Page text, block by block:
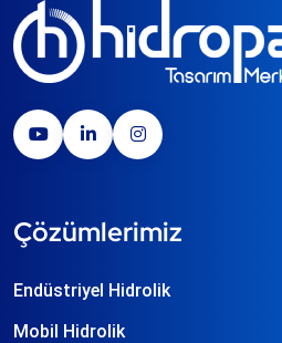
Çözümlerimiz
Endüstriyel Hidrolik
Mobil Hidrolik